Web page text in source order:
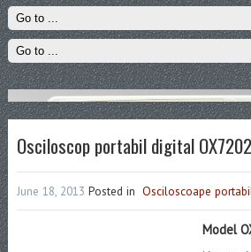
Osciloscop portabil digital
June 18, 2013 Posted in Osciloscoape
Model